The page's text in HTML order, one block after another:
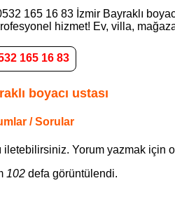
165 16 83 İzmir Bayraklı
hizmet! Ev, villa,
165 16 83
boyacı ustası
/ Sorular
Yorum yazmak için
102 defa görüntülendi.